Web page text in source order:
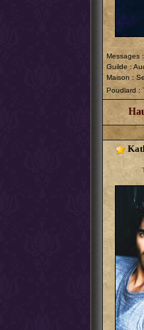
Messages
Guilde :
Maison :
Poudlard :